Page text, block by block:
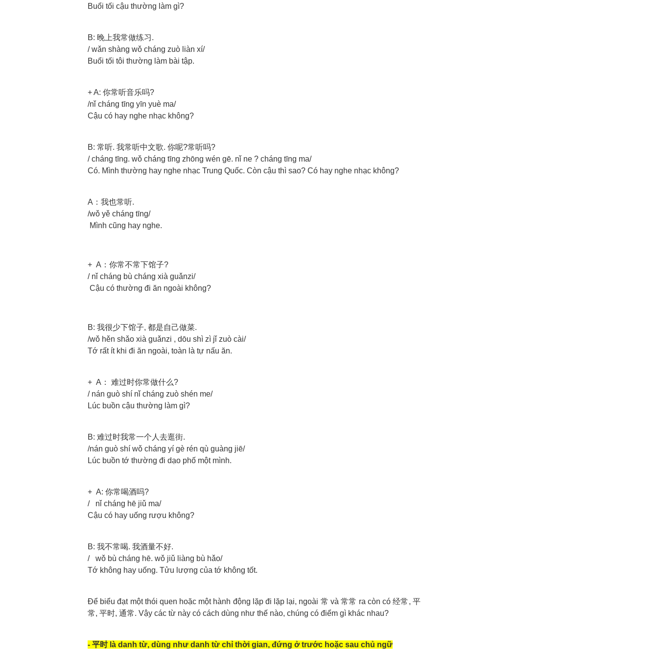
Buổi tối cậu thường làm gì?
B: 晚上我常做练习.
/ wǎn shàng wǒ cháng zuò liàn xí/
Buổi tối tôi thường làm bài tập.
+ A: 你常听音乐吗?
/nǐ cháng tīng yīn yuè ma/
Cậu có hay nghe nhạc không?
B: 常听. 我常听中文歌. 你呢?常听吗?
/ cháng tīng. wǒ cháng tīng zhōng wén gē. nǐ ne ? cháng tīng ma/
Có. Mình thường hay nghe nhạc Trung Quốc. Còn cậu thì sao? Có hay nghe nhạc không?
A：我也常听.
/wǒ yě cháng tīng/
Mình cũng hay nghe.
+ A：你常不常下馆子?
/ nǐ cháng bù cháng xià guǎnzi/
Cậu có thường đi ăn ngoài không?
B: 我很少下馆子, 都是自己做菜.
/wǒ hěn shǎo xià guǎnzi , dōu shì zì jǐ zuò cài/
Tớ rất ít khi đi ăn ngoài, toàn là tự nấu ăn.
+ A： 难过时你常做什么?
/ nán guò shí nǐ cháng zuò shén me/
Lúc buồn cậu thường làm gì?
B: 难过时我常一个人去逛街.
/nán guò shí wǒ cháng yí gè rén qù guàng jiē/
Lúc buồn tớ thường đi dạo phố một mình.
+ A: 你常喝酒吗?
/ nǐ cháng hē jiǔ ma/
Cậu có hay uống rượu không?
B: 我不常喝. 我酒量不好.
/ wǒ bù cháng hē. wǒ jiǔ liàng bù hǎo/
Tớ không hay uống. Tửu lượng của tớ không tốt.
Để biểu đạt một thói quen hoặc một hành động lặp đi lặp lại, ngoài 常 và 常常 ra còn có 经常, 平
常, 平时, 通常. Vậy các từ này có cách dùng như thế nào, chúng có điểm gì khác nhau?
- 平时 là danh từ, dùng như danh từ chỉ thời gian, đứng ở trước hoặc sau chủ ngữ